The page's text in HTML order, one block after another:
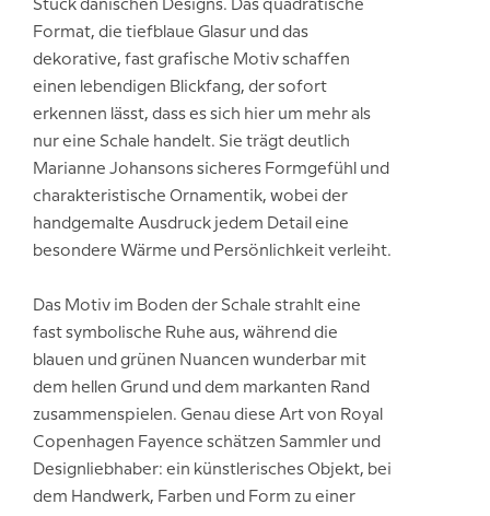
Stück dänischen Designs. Das quadratische
Format, die tiefblaue Glasur und das
dekorative, fast grafische Motiv schaffen
einen lebendigen Blickfang, der sofort
erkennen lässt, dass es sich hier um mehr als
nur eine Schale handelt. Sie trägt deutlich
Marianne Johansons sicheres Formgefühl und
charakteristische Ornamentik, wobei der
handgemalte Ausdruck jedem Detail eine
besondere Wärme und Persönlichkeit verleiht.
Das Motiv im Boden der Schale strahlt eine
fast symbolische Ruhe aus, während die
blauen und grünen Nuancen wunderbar mit
dem hellen Grund und dem markanten Rand
zusammenspielen. Genau diese Art von Royal
Copenhagen Fayence schätzen Sammler und
Designliebhaber: ein künstlerisches Objekt, bei
dem Handwerk, Farben und Form zu einer